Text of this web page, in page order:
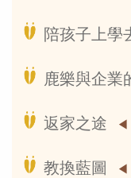
陪孩子上學
鹿樂與企業
返家之途
教換藍圖